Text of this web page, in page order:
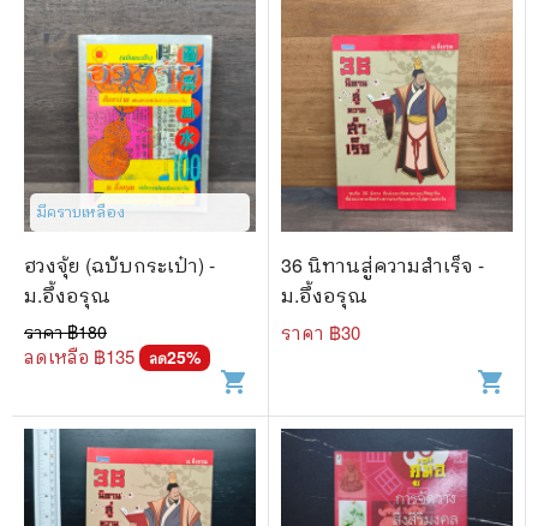
มีคราบเหลือง
ฮวงจุ้ย (ฉบับกระเป๋า) -
ม.อึ้งอรุณ
ราคา ฿180
ลดเหลือ ฿135 ลด25%
shopping_cart
36 นิทานสู่ความสำเร็จ -
ม.อึ้งอรุณ
ราคา ฿30
shopping_cart